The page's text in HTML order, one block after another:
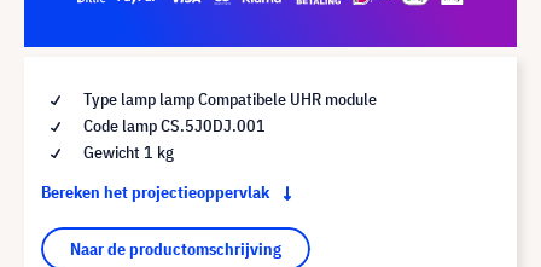
Type lamp lamp Compatibele UHR module
Code lamp CS.5J0DJ.001
Gewicht 1 kg
Bereken het projectieoppervlak
Naar de productomschrijving